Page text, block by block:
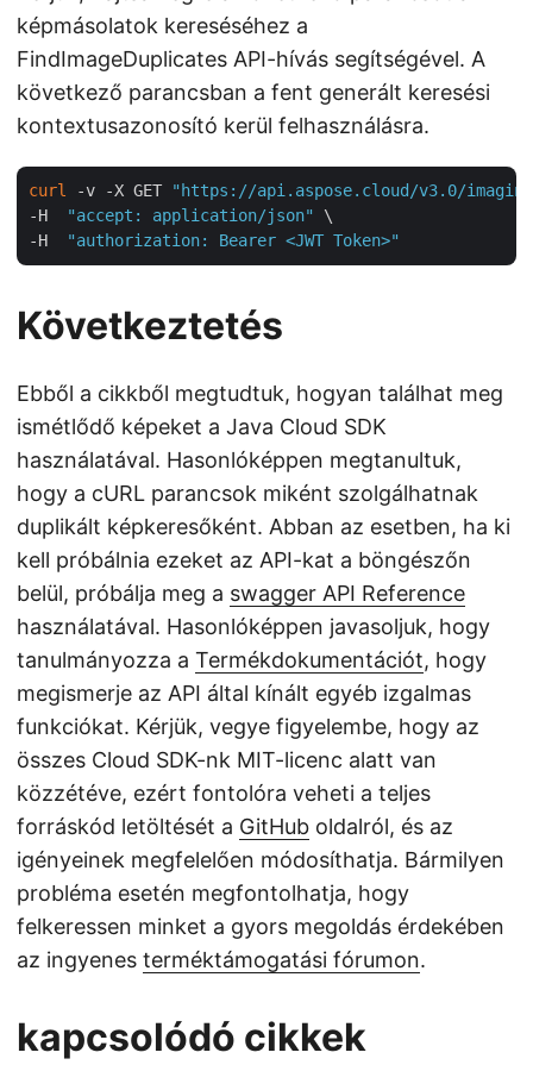
képmásolatok kereséséhez a
FindImageDuplicates API-hívás segítségével. A
következő parancsban a fent generált keresési
kontextusazonosító kerül felhasználásra.
curl -v -X GET
"https://api.aspose.cloud/v3.0/imaging/
-H
"accept: application/json"
\
-H
"authorization: Bearer <JWT Token>"
Következtetés
Ebből a cikkből megtudtuk, hogyan találhat meg
ismétlődő képeket a Java Cloud SDK
használatával. Hasonlóképpen megtanultuk,
hogy a cURL parancsok miként szolgálhatnak
duplikált képkeresőként. Abban az esetben, ha ki
kell próbálnia ezeket az API-kat a böngészőn
belül, próbálja meg a swagger API Reference
használatával. Hasonlóképpen javasoljuk, hogy
tanulmányozza a Termékdokumentációt, hogy
megismerje az API által kínált egyéb izgalmas
funkciókat. Kérjük, vegye figyelembe, hogy az
összes Cloud SDK-nk MIT-licenc alatt van
közzétéve, ezért fontolóra veheti a teljes
forráskód letöltését a GitHub oldalról, és az
igényeinek megfelelően módosíthatja. Bármilyen
probléma esetén megfontolhatja, hogy
felkeressen minket a gyors megoldás érdekében
az ingyenes terméktámogatási fórumon.
kapcsolódó cikkek